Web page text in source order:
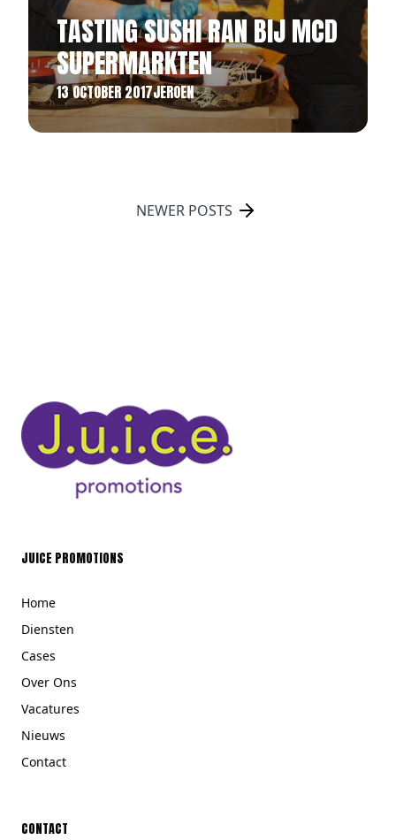
TASTING SUSHI RAN BIJ MCD
SUPERMARKTEN
13 OCTOBER 2017JEROEN
NEWER POSTS
JUICE PROMOTIONS
Home
Diensten
Cases
Over Ons
Vacatures
Nieuws
Contact
CONTACT